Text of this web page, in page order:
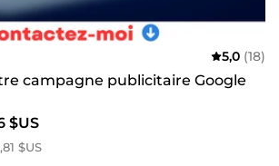
5,0 (18)
campagne publicitaire Google
$US
$US